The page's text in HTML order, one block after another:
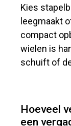
Kies
leegmaakt
compact
wielen is
schuift of
Hoeveel
een